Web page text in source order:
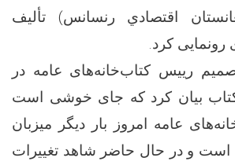
اقتصادي رنسانس) تألیف
رونمایی کرد.
صمیم رییس کتاب‌خانه‌های عامه در
بیان کرد که جای خوشی است
عامه امروز بار دیگر میزبان
و در حال حاضر شاهد تغییرات